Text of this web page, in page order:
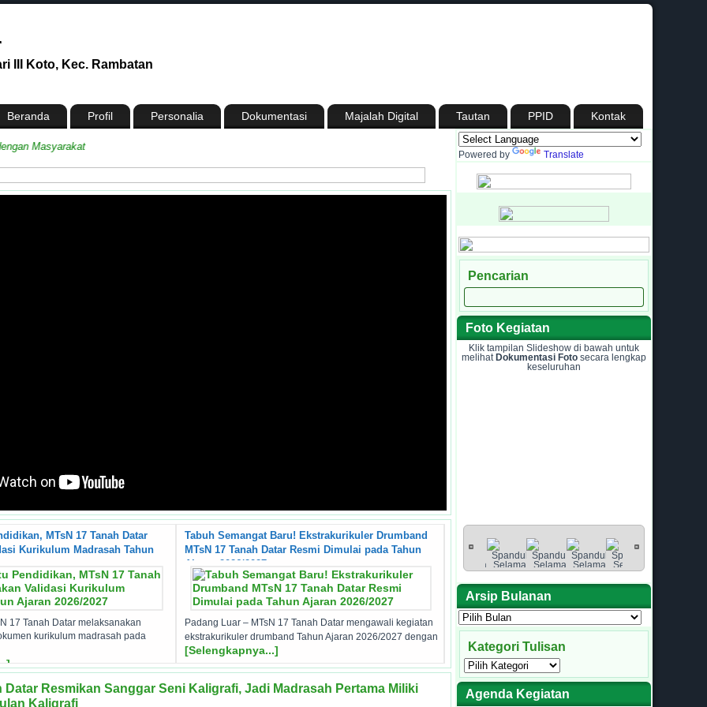
III Koto, Kec. Rambatan
Beranda Profil Personalia Dokumentasi Majalah Digital Tautan PPID Kontak
Masyarakat
MTsN 17 Tanah Datar
Kurikulum Madrasah Tahun
17 Tanah Datar melaksanakan
kurikulum madrasah pada
Tabuh Semangat Baru! Ekstrakurikuler Drumband
MTsN 17 Tanah Datar Resmi Dimulai pada Tahun
Ajaran 2026/2027
Padang Luar – MTsN 17 Tanah Datar mengawali kegiatan
ekstrakurikuler drumband Tahun Ajaran 2026/2027 dengan
[Selengkapnya...]
Semangat Berolahraga, Siswa MTsN 17 Tanah
Datar Antusias Ikuti Kegiatan Ekstrakurikuler
Padang Luar – Suasana penuh semangat dan antusias
dilaksanakan
[Selengkapnya...]
Datar Resmikan Sanggar Seni Kaligrafi, Jadi Madrasah Pertama Miliki
Kaligrafi
Powered by Translate
Pencarian
Foto Kegiatan
Klik tampilan Slideshow di bawah untuk
melihat Dokumentasi Foto secara lengkap
keseluruhan
Arsip Bulanan
Arsip
Bulanan
Kategori Tulisan
Kategori
Tulisan
Agenda Kegiatan